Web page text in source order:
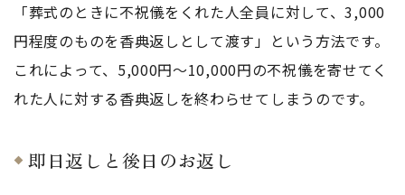
「葬式のときに不祝儀をくれた人全員に対して、3,000
円程度のものを香典返しとして渡す」という方法です。
これによって、5,000円～10,000円の不祝儀を寄せてく
れた人に対する香典返しを終わらせてしまうのです。
即日返しと後日のお返し